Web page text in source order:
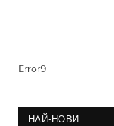
Error9
НАЙ-НОВИ